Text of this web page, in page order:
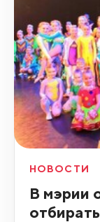
НОВОСТИ
В мэрии